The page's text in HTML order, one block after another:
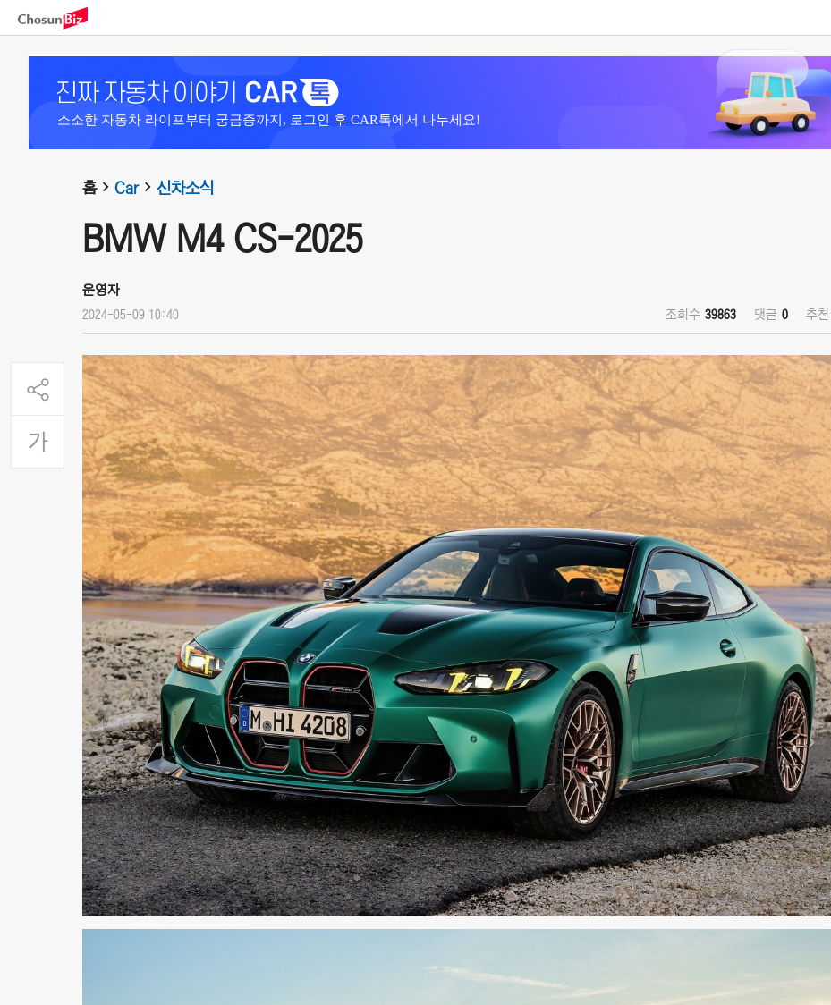
소소한 자동차 라이프부터 궁금증까지, 로그인 후 CAR톡에서 나누세요!
홈 Car 신차소식
BMW M4 CS-2025
운영자
2024-05-09 10:40 조회수 39863 댓글 0 추천